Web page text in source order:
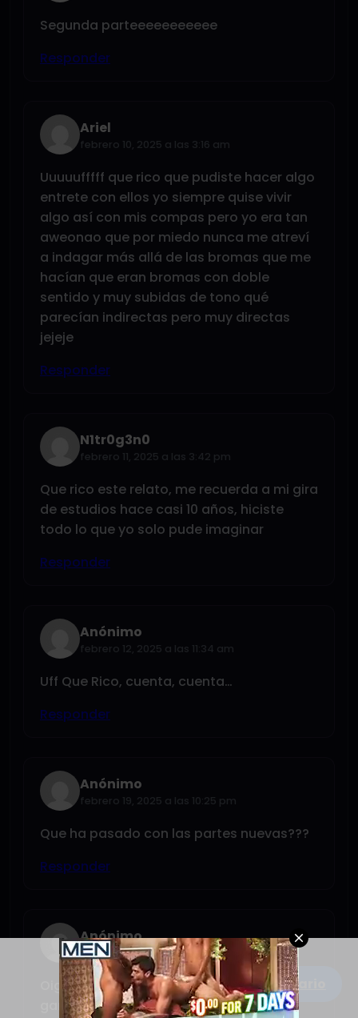
Escribe un comentario
Segunda parteeeeeeeeeee
Responder
Ariel
febrero 10, 2025 a las 3:16 am
Uuuuufffff que rico que pudiste hacer algo
entrete con ellos yo siempre quise vivir
algo así con mis compas pero yo era tan
aweonao que por miedo nunca me atreví
a indagar más allá de las bromas que me
hacían que eran bromas con doble
sentido y muy subidas de tono qué
parecían indirectas pero muy directas
jejeje
Responder
N1tr0g3n0
febrero 11, 2025 a las 3:42 pm
Que rico este relato, me recuerda a mi gira
de estudios hace casi 10 años, hiciste
todo lo que yo solo pude imaginar
Responder
Anónimo
febrero 12, 2025 a las 11:34 am
Uff Que Rico, cuenta, cuenta…
Responder
Anónimo
febrero 19, 2025 a las 10:25 pm
Que ha pasado con las partes nuevas???
Responder
Anónimo
abril 8, 2026 a las 3:09 pm
Oiga, siga y cuente más que quedaron
ganas…